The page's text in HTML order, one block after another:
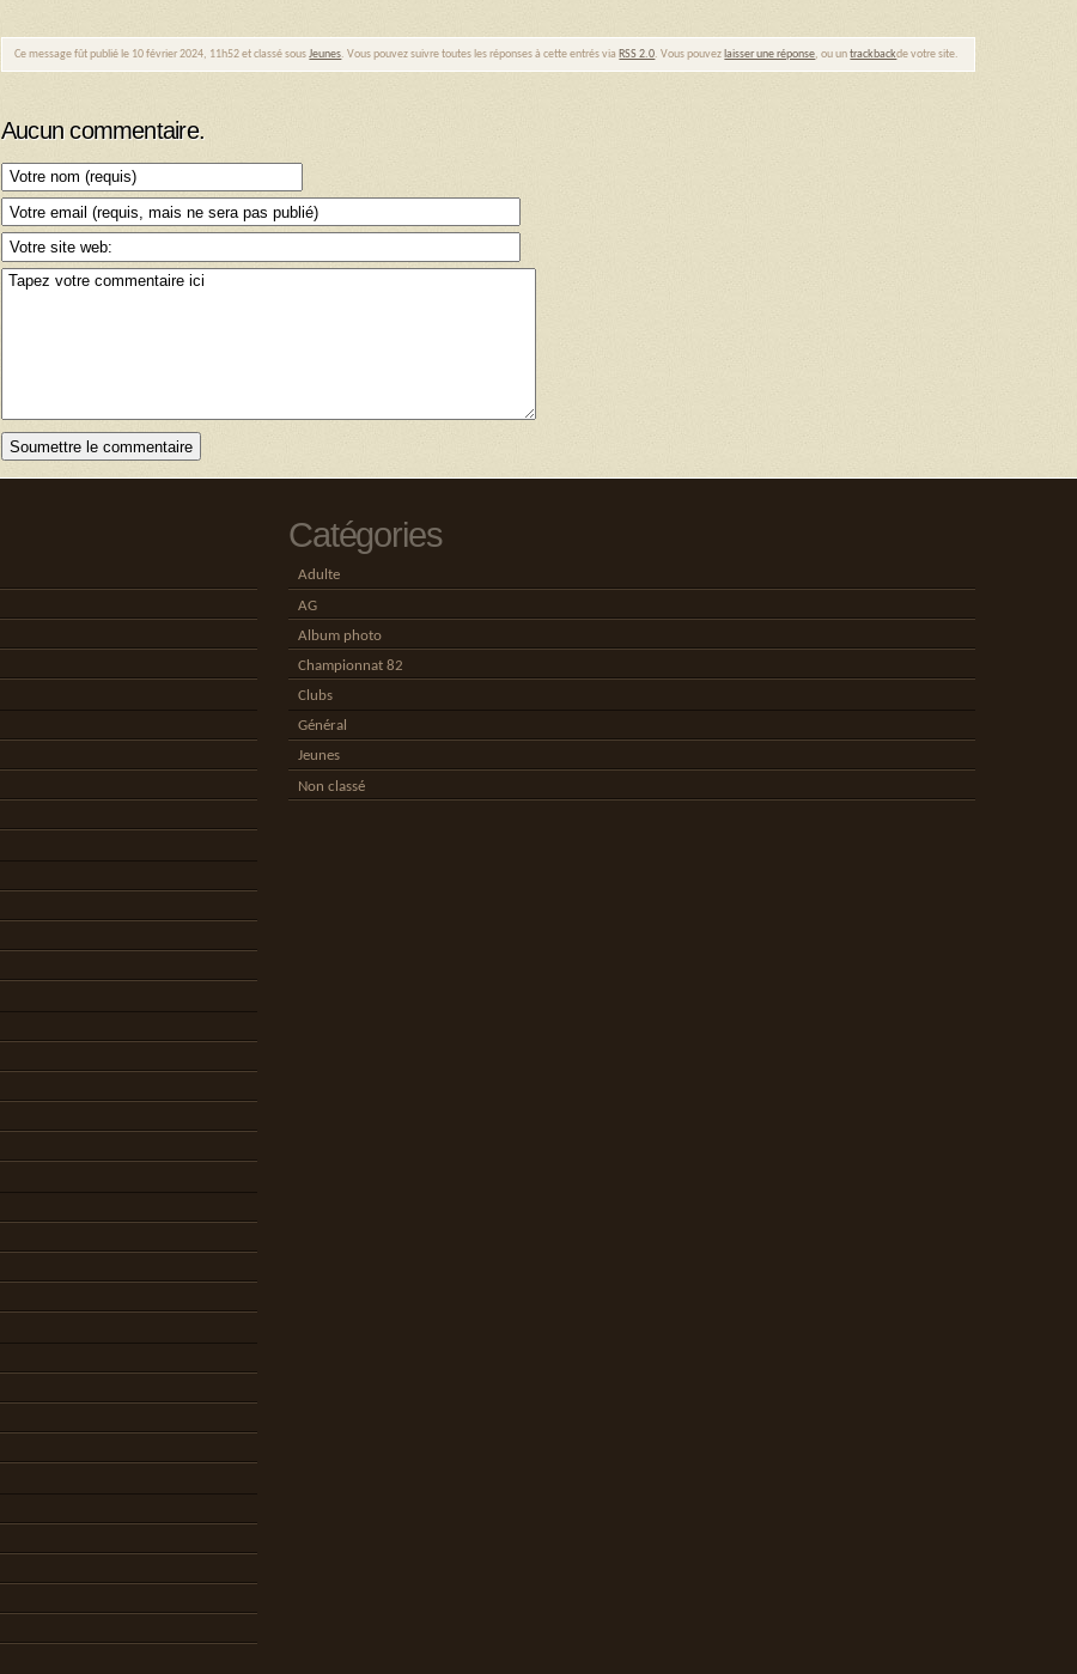
Ce message fût publié le 10 février 2024, 11h52 et classé sousJeunes. Vous pouvez suivre toutes les réponses à cette entrés via RSS 2.0. Vous pouvez laisser une réponse, ou untrackbackde votre site.
Aucun commentaire.
Catégories
Adulte
AG
Album photo
Championnat 82
Clubs
Général
Jeunes
Non classé